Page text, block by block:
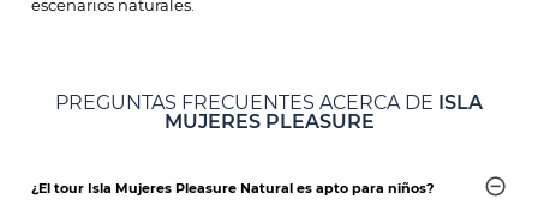
escenarios naturales.
PREGUNTAS FRECUENTES ACERCA DE ISLA
MUJERES PLEASURE
¿El tour Isla Mujeres Pleasure Natural es apto para niños?